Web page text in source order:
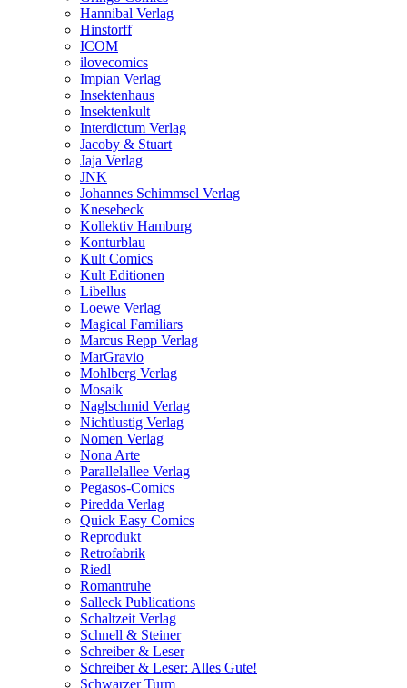
Hannibal Verlag
Hinstorff
ICOM
ilovecomics
Impian Verlag
Insektenhaus
Insektenkult
Interdictum Verlag
Jacoby & Stuart
Jaja Verlag
JNK
Johannes Schimmsel Verlag
Knesebeck
Kollektiv Hamburg
Konturblau
Kult Comics
Kult Editionen
Libellus
Loewe Verlag
Magical Familiars
Marcus Repp Verlag
MarGravio
Mohlberg Verlag
Mosaik
Naglschmid Verlag
Nichtlustig Verlag
Nomen Verlag
Nona Arte
Parallelallee Verlag
Pegasos-Comics
Piredda Verlag
Quick Easy Comics
Reprodukt
Retrofabrik
Riedl
Romantruhe
Salleck Publications
Schaltzeit Verlag
Schnell & Steiner
Schreiber & Leser
Schreiber & Leser: Alles Gute!
Schwarzer Turm